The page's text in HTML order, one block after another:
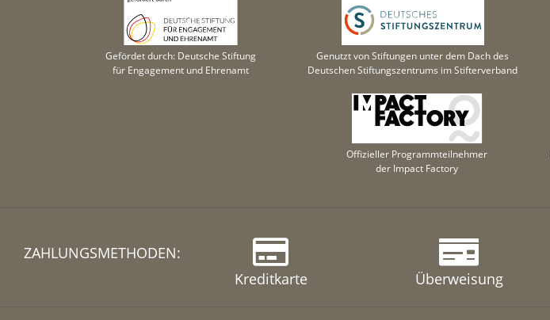
Gefördet durch: Deutsche Stiftung
für Engagement und Ehrenamt
Genutzt von Stiftungen unter dem Dach des
Deutschen Stiftungszentrums im Stifterverband
Offizieller Programmteilnehmer
der Impact Factory
ZAHLUNGSMETHODEN:
Kreditkarte
Überweisung